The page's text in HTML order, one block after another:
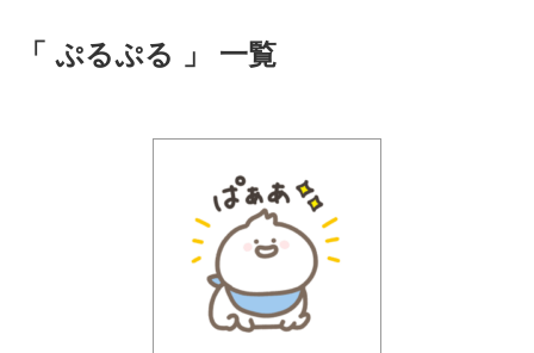
「 ぷるぷる 」 一覧